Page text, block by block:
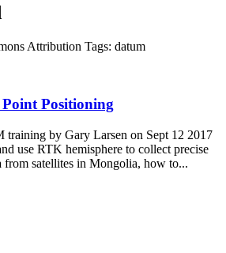
Attribution Tags: datum
Point Positioning
training by Gary Larsen on Sept 12 2017
use RTK hemisphere to collect precise
from satellites in Mongolia, how to...